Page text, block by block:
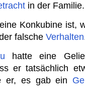
in der Familie.
Konkubine ist,
falsche Verhalten
hatte eine
er tatsächlich
er, es gab ein